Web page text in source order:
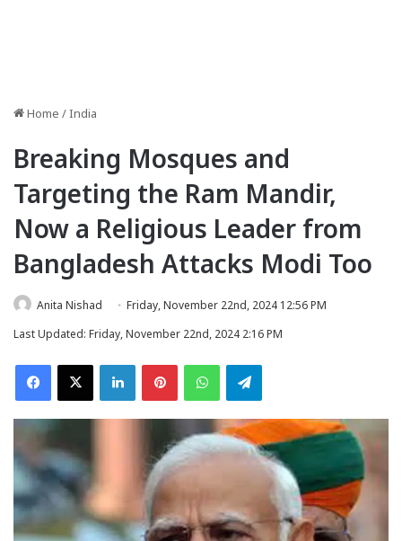
Home /India
Breaking Mosques and
Targeting the Ram Mandir,
Now a Religious Leader from
Bangladesh Attacks Modi Too
Anita Nishad
Friday, November 22nd, 2024 12:56 PM
Last Updated: Friday, November 22nd, 2024 2:16 PM
Facebook
X LinkedInPinterestWhatsAppTelegram